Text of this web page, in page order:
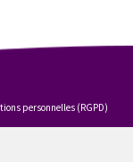
personnelles (RGPD)